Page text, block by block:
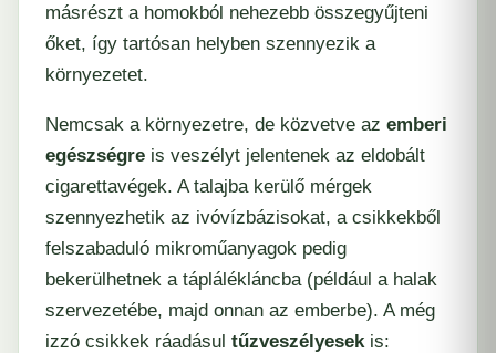
másrészt a homokból nehezebb összegyűjteni
őket, így tartósan helyben szennyezik a
környezetet.
Nemcsak a környezetre, de közvetve az emberi
egészségre is veszélyt jelentenek az eldobált
cigarettavégek. A talajba kerülő mérgek
szennyezhetik az ivóvízbázisokat, a csikkekből
felszabaduló mikroműanyagok pedig
bekerülhetnek a táplálékláncba (például a halak
szervezetébe, majd onnan az emberbe). A még
izzó csikkek ráadásul tűzveszélyesek is: